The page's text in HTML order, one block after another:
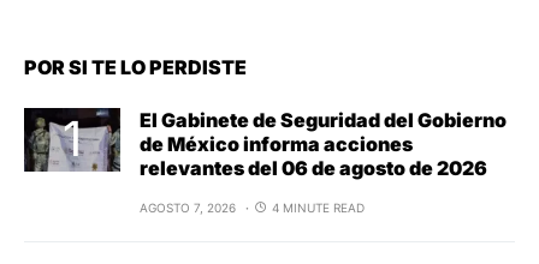
POR SI TE LO PERDISTE
El Gabinete de Seguridad del Gobierno
de México informa acciones
relevantes del 06 de agosto de 2026
AGOSTO 7, 2026 4 MINUTE READ